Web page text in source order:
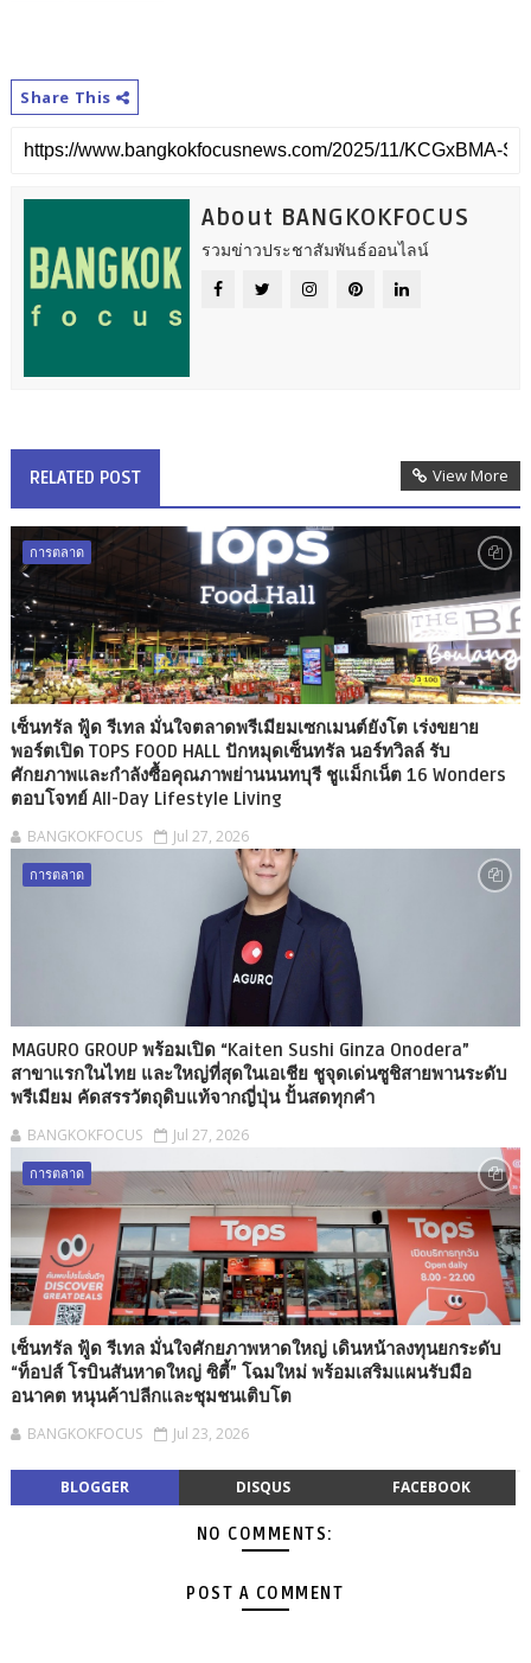
Share This
About BANGKOKFOCUS
รวมข่าวประชาสัมพันธ์ออนไลน์
RELATED POST View More
การตลาด
เซ็นทรัล ฟู้ด รีเทล มั่นใจตลาดพรีเมียมเซกเมนต์ยังโต เร่งขยาย
พอร์ตเปิด TOPS FOOD HALL ปักหมุดเซ็นทรัล นอร์ทวิลล์ รับ
ศักยภาพและกำลังซื้อคุณภาพย่านนนทบุรี ชูแม็กเน็ต 16 Wonders
ตอบโจทย์ All-Day Lifestyle Living
BANGKOKFOCUS Jul 27, 2026
การตลาด
MAGURO GROUP พร้อมเปิด “Kaiten Sushi Ginza Onodera”
สาขาแรกในไทย และใหญ่ที่สุดในเอเชีย ชูจุดเด่นซูชิสายพานระดับ
พรีเมียม คัดสรรวัตถุดิบแท้จากญี่ปุ่น ปั้นสดทุกคำ
BANGKOKFOCUS Jul 27, 2026
การตลาด
เซ็นทรัล ฟู้ด รีเทล มั่นใจศักยภาพหาดใหญ่ เดินหน้าลงทุนยกระดับ
“ท็อปส์ โรบินสันหาดใหญ่ ซิตี้” โฉมใหม่ พร้อมเสริมแผนรับมือ
อนาคต หนุนค้าปลีกและชุมชนเติบโต
BANGKOKFOCUS Jul 23, 2026
BLOGGER DISQUS FACEBOOK
NO COMMENTS:
POST A COMMENT